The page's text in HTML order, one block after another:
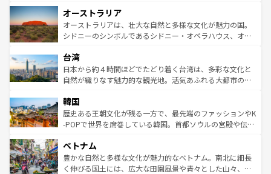
部のニューオーリンズでは、音楽と美食が融合した独特の
文化が魅力。旅行者はアメリカの各地域で異なる魅力を楽
しみながら、その多様性と豊かな歴史を感じることができ
ならではの贅沢な旅のスタイルだ。 なお、新着のアメリカ
情報はコンテンツ一覧を参照してほしい。
ワイ島は見逃せない。また、定番の観光地といえばオアフ
島だが、静かな自然を求めるならマウイ島やカウアイ島が
おすすめ。エメラルドグリーンに輝く海をはじめ、豊かな
れるおもてなしの心で訪れる人々を迎えてくれるハワイの
人々、おいしいローカルフードやハワイアンミュージッ
ク、伝統的なフラダンスなど、すべてがハワイの魅力を彩
ワイを、存分に味わってほしい。 なお、新着のハワイ情報
はコンテンツ一覧を参照してほしい。
オーストラリア
オーストラリアは、壮大な自然と多様な文化が魅力の国。
シドニーのシンボルであるシドニー・オペラハウス、オー
リアリーフや大陸中央部にそびえるウルル（エアーズロッ
ク）、タスマニアの美しい原生林やケアンズの熱帯雨林な
ど、見どころがたくさん。また、カフェやワイン、オージ
いる。アクティビティも充実しており、サーフィンやダイ
ビング、ハイキングなど、アウトドア好きにはたまらな
い。オーストラリアの多彩な魅力を存分に味わいつくそ
参照してほしい。
台湾
日本から約４時間ほどでたどり着く台湾は、多彩な文化と
自然が織りなす魅力的な観光地。活気あふれる大都市の台
ン）、静ひつな山岳地帯である台湾東部など、都市の喧騒
と山間の静けさが共存しており、訪れる人に新しい発見と
驚きをもたらしてくれる。また、奥深い台湾の食文化も魅
容にもいいと評判のスイーツなど、バラエティ豊かな料理
が味わえる。 なお、新着の台湾情報は コンテンツ一覧を参
照してほしい。
韓国
歴史ある王朝文化が残る一方で、最先端のファッションやK
-POPで世界を席巻している韓国。首都ソウルの宮殿や伝統
き、地方に足を延ばせば四季折々の自然美を楽しむことが
できる。そして、キムチや焼肉、絶品のストリートフード
まで、さまざまな韓国料理が待っている。夜には、韓国な
ベトナム
豊かな自然と多様な文化が魅力的なベトナム。南北に細長
く伸びる国土には、広大な田園風景や青々とした山々、世